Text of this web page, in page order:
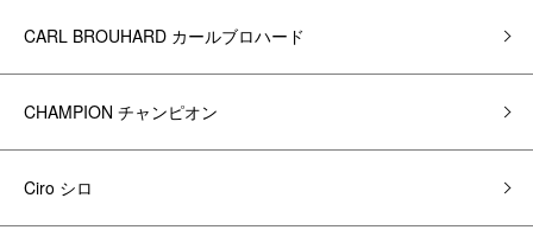
CARL BROUHARD カールブロハード
CHAMPION チャンピオン
Ciro シロ